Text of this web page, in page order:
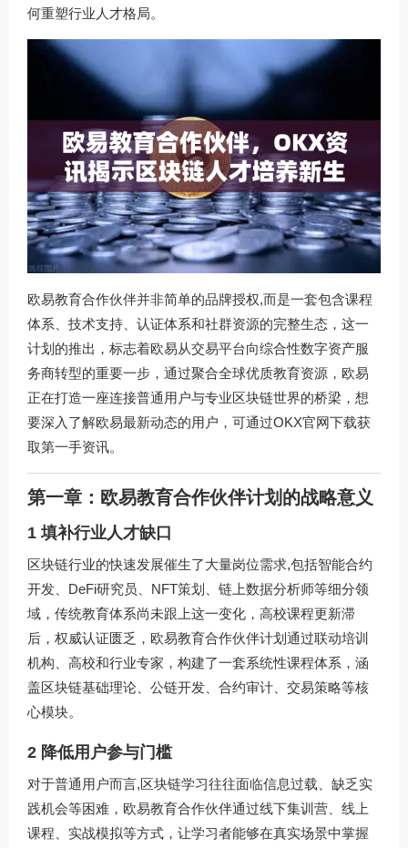
何重塑行业人才格局。
欧易教育合作伙伴并非简单的品牌授权,而是一套包含课程
体系、技术支持、认证体系和社群资源的完整生态，这一
计划的推出，标志着欧易从交易平台向综合性数字资产服
务商转型的重要一步，通过聚合全球优质教育资源，欧易
正在打造一座连接普通用户与专业区块链世界的桥梁，想
要深入了解欧易最新动态的用户，可通过OKX官网下载获
取第一手资讯。
第一章：欧易教育合作伙伴计划的战略意义
1 填补行业人才缺口
区块链行业的快速发展催生了大量岗位需求,包括智能合约
开发、DeFi研究员、NFT策划、链上数据分析师等细分领
域，传统教育体系尚未跟上这一变化，高校课程更新滞
后，权威认证匮乏，欧易教育合作伙伴计划通过联动培训
机构、高校和行业专家，构建了一套系统性课程体系，涵
盖区块链基础理论、公链开发、合约审计、交易策略等核
心模块。
2 降低用户参与门槛
对于普通用户而言,区块链学习往往面临信息过载、缺乏实
践机会等困难，欧易教育合作伙伴通过线下集训营、线上
课程、实战模拟等方式，让学习者能够在真实场景中掌握